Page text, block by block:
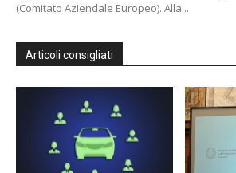
(Comitato Aziendale Europeo). Alla...
Articoli consigliati